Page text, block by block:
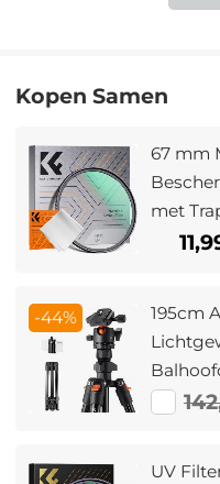
Kopen Samen
67 mm
met
-44%
195cm
UV